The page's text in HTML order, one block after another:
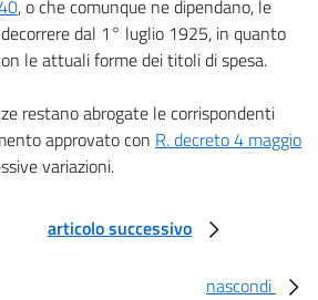
Titolo II.
Dei contratti.
, o che comunque ne dipendano, le
dal 1° luglio 1925, in quanto
le attuali forme dei titoli di spesa.
restano abrogate le corrispondenti
approvato con R. decreto 4 maggio
variazioni.
articolo successivo
nascondi